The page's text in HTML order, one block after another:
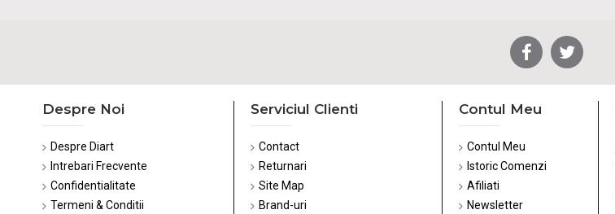
Despre Noi
Despre Diart
Intrebari Frecvente
Confidentialitate
Termeni & Conditii
Serviciul Clienti
Contact
Returnari
Site Map
Brand-uri
Contul Meu
Contul Meu
Istoric Comenzi
Afiliati
Newsletter